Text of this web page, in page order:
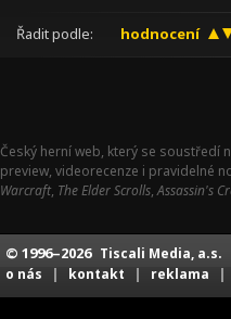
Řadit podle: hodnocení
Český herní web, který se soustředí
preview, videorecenze i pravidelné
Warcraft, The Elder Scrolls,Assassin's
© 1996–2026 Tiscali Media, a.s.
o nás | kontakt | reklama |